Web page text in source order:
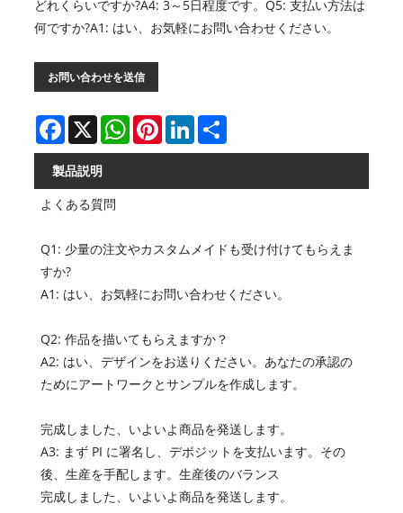
どれくらいですか?A4: 3～5日程度です。Q5: 支払い方法は
何ですか?A1: はい、お気軽にお問い合わせください。
お問い合わせを送信
Facebook
X WhatsAppPinterestLinkedInShare
製品説明
よくある質問
Q1: 少量の注文やカスタムメイドも受け付けてもらえま
すか?
A1: はい、お気軽にお問い合わせください。
Q2: 作品を描いてもらえますか？
A2: はい、デザインをお送りください。あなたの承認の
ためにアートワークとサンプルを作成します。
完成しました、いよいよ商品を発送します。
A3: まず PI に署名し、デポジットを支払います。その
後、生産を手配します。生産後のバランス
完成しました、いよいよ商品を発送します。